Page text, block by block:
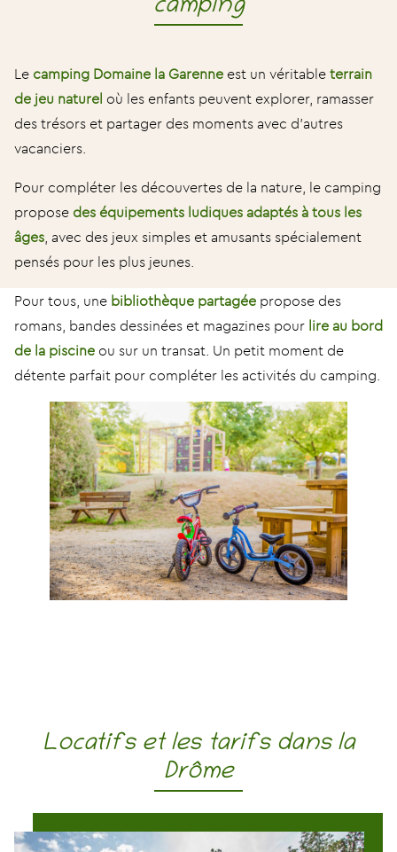
Le camping Domaine la Garenne est un véritable terrain
de jeu naturel où les enfants peuvent explorer, ramasser
des trésors et partager des moments avec d’autres
vacanciers.
Pour compléter les découvertes de la nature, le camping
propose des équipements ludiques adaptés à tous les
âges , avec des jeux simples et amusants spécialement
pensés pour les plus jeunes.
Pour tous, une bibliothèque partagée propose des
romans, bandes dessinées et magazines pour lire au bord
de la piscine ou sur un transat. Un petit moment de
détente parfait pour compléter les activités du camping.
Locatifs et les tarifs dans la
Drôme